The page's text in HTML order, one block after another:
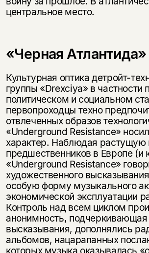
центральное место.
«Черная
Культурная оптика детройт-
группы «Drexciya» в
политическом и социальном
первопроходцы техно
отвлеченных образов
«Underground Resistance»
характер. Наблюдая растущую
предшественников в Европе (и
«Underground Resistance»
художественного
особую форму музыкального
экономической эксплуатации
Контроль над всем циклом
анонимность, подчеркивающая
высказывания, дополнялись
альбомов, нацарапанных
которых музыка оказывалась